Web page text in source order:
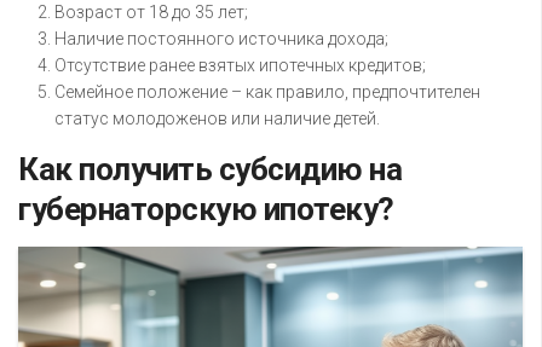
Возраст от 18 до 35 лет;
Наличие постоянного источника дохода;
Отсутствие ранее взятых ипотечных кредитов;
Семейное положение – как правило, предпочтителен
статус молодоженов или наличие детей.
Как получить субсидию на
губернаторскую ипотеку?